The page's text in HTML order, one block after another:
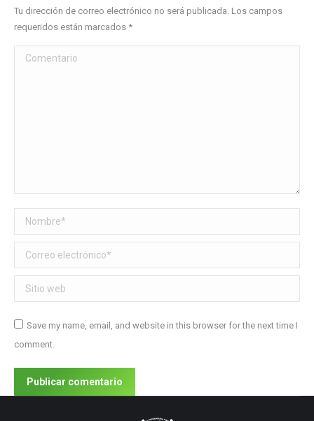
Tu dirección de correo electrónico no será publicada. Los campos
requeridos están marcados *
Comentario
Nombre *
Correo electrónico *
Sitio web
Save my name, email, and website in this browser for the next time I
comment.
Publicar comentario